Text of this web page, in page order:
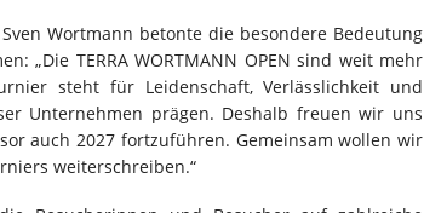
Sven Wortmann betonte die besondere Bedeutung
„Die TERRA WORTMANN OPEN sind weit mehr
steht für Leidenschaft, Verlässlichkeit und
Unternehmen prägen. Deshalb freuen wir uns
auch 2027 fortzuführen. Gemeinsam wollen wir
weiterschreiben.“